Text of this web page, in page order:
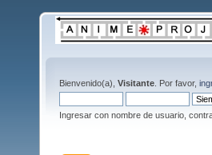
Bienvenido(a), Visitante . Por favor,
Ingresar con nombre de usuario,